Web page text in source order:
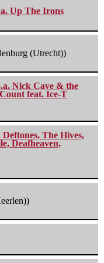
Up The Irons
(Utrecht))
Nick Cave & the
feat. Ice-T
The Hives,
Deafheaven,